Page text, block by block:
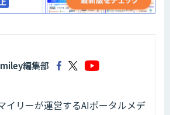
編集部
イリーが運営するAIポータルメデ